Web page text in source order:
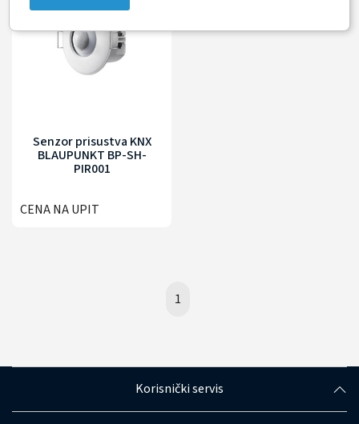
Senzor prisustva KNX
BLAUPUNKT BP-SH-
PIR001
CENA NA UPIT
1
Korisnički servis